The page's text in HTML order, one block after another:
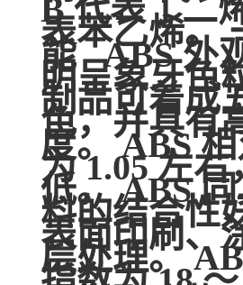
B 代表丁二
表苯乙烯。
能 ABS 外
明呈象牙色
制品可着成
色，并具有
度。 ABS
为 1.05 左
低。 ABS
料的结合性
表面印刷、
层处理。